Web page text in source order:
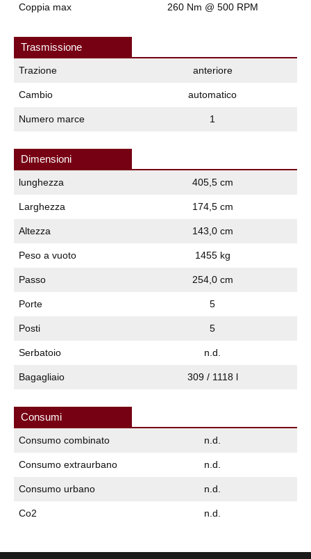
Coppia max 260 Nm @ 500 RPM
Trasmissione
Trazione anteriore
Cambio automatico
Numero marce 1
Dimensioni
lunghezza 405,5 cm
Larghezza 174,5 cm
Altezza 143,0 cm
Peso a vuoto 1455 kg
Passo 254,0 cm
Porte 5
Posti 5
Serbatoio n.d.
Bagagliaio 309 / 1118 l
Consumi
Consumo combinato n.d.
Consumo extraurbano n.d.
Consumo urbano n.d.
Co2 n.d.